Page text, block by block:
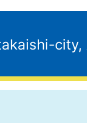
city,